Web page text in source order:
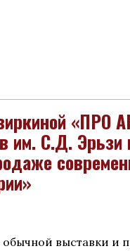
«ПРО
им. С.Д. Эрьзи
выставки и